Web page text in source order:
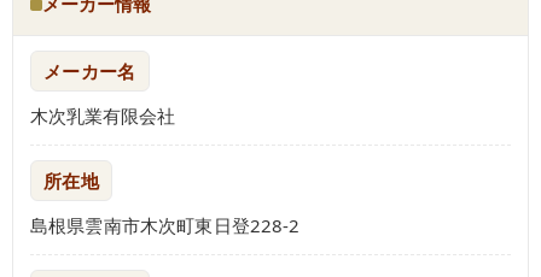
メーカー名
木次乳業有限会社
所在地
島根県雲南市木次町東日登228-2